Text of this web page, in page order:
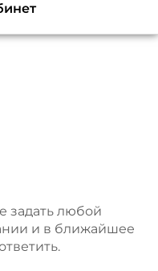
задать любой
и в ближайшее